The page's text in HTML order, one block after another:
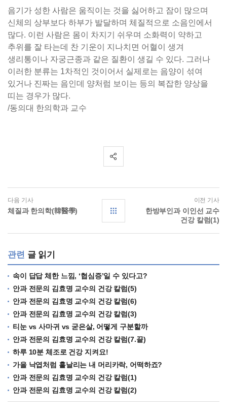
음기가 성한 사람은 움직이는 것을 싫어하고 잠이 많으며
신체의 상부보다 하부가 발달하며 체질적으로 소음인에서
많다. 이런 사람은 몸이 차지기 쉬우며 소화력이 약하고
추위를 잘 타는데 찬 기운이 지나치면 어혈이 생겨
생리통이나 자궁근종과 같은 질환이 생길 수 있다. 그러나
이러한 분류는 1차적인 것이어서 실제로는 음양이 섞여
있거나 진짜는 음인데 양처럼 보이는 등의 복잡한 양상을
띠는 경우가 많다.
/동의대 한의학과 교수
다음 기사
체질과 한의학(韓醫學)
이전 기사
한방부인과 이인선 교수
건강 칼럼(1)
관련 글 읽기
속이 답답 체한 느낌, ‘협심증’일 수 있다고?
안과 전문의 김효명 교수의 건강 칼럼(5)
안과 전문의 김효명 교수의 건강 칼럼(6)
안과 전문의 김효명 교수의 건강 칼럼(3)
티눈 vs 사마귀 vs 굳은살, 어떻게 구분할까
안과 전문의 김효명 교수의 건강 칼럼(7.끝)
하루 10분 체조로 건강 지켜요!
가을 낙엽처럼 흩날리는 내 머리카락, 어떡하죠?
안과 전문의 김효명 교수의 건강 칼럼(1)
안과 전문의 김효명 교수의 건강 칼럼(2)